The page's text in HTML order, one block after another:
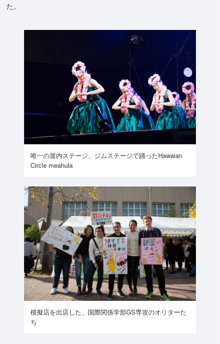
た。
唯一の屋内ステージ、ジムステージで踊ったHawaian
Circle meahula
模擬店を出店した、国際関係学部GS専攻のオリターた
ち